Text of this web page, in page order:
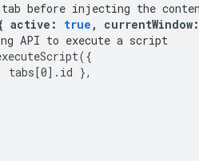
before injecting the
active : true , currentWindow:
API to execute a script
({
tabs[0]. id },